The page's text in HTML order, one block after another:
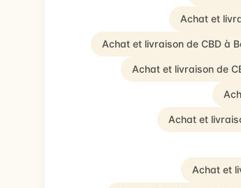
Achat et
Achat et livraison de CBD à
Achat et livraison de
Achat et
Achat et